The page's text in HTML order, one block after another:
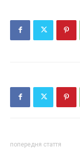
попередня стаття